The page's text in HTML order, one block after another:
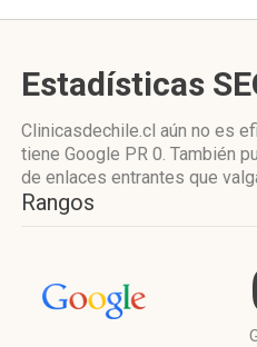
Estadísticas
Clinicasdechile.cl aún no es
tiene Google PR 0. También
de enlaces entrantes que
Rangos